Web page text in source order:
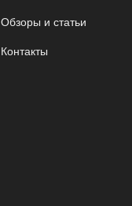
Обзоры и статьи
Контакты